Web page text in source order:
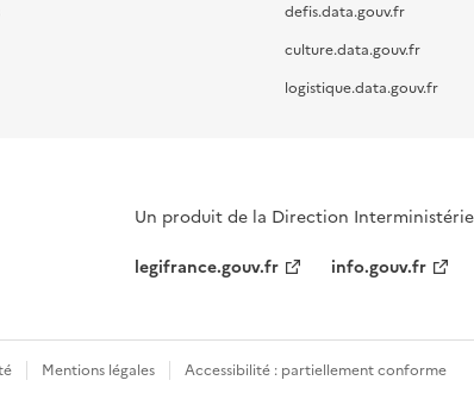
defis.data.gouv.fr
culture.data.gouv.fr
logistique.data.gouv.fr
Un produit de la Direction
legifrance.gouv.fr
info.gouv.fr
Mentions légales Accessibilité : partiellement conforme